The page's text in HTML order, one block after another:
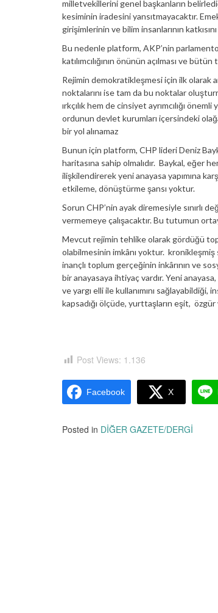
milletvekillerini genel başkanların
kesiminin iradesini yansıtmayacaktır.
girişimlerinin ve bilim insanlarının
Bu nedenle platform, AKP’nin
katılımcılığının önünün açılması ve
Rejimin demokratikleşmesi için ilk olarak
noktalarını ise tam da bu noktalar
ırkçılık hem de cinsiyet ayrımcılığı
ordunun devlet kurumları içersindeki
bir yol alınamaz
Bunun için platform, CHP lideri Deniz
haritasına sahip olmalıdır. Baykal, eğer
ilişkilendirerek yeni anayasa yapımına
etkileme, dönüştürme şansı yoktur.
Sorun CHP’nin ayak diremesiyle sınırlı
vermemeye çalışacaktır. Bu tutumun
Mevcut rejimin tehlike olarak gördüğü
olabilmesinin imkânı yoktur. kronikleşmiş
inançlı toplum gerçeğinin inkârının ve
bir anayasaya ihtiyaç vardır. Yeni
ve yargı elli ile kullanımını
kapsadığı ölçüde, yurttaşların eşit,
Post Views: 1.136
Facebook X
Posted in DİĞER GAZETE/DERGİ